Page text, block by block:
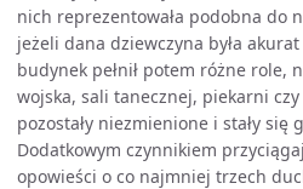
nich reprezentowała podobna do
jeżeli dana dziewczyna była
budynek pełnił potem różne role,
wojska, sali tanecznej, piekarni
pozostały niezmienione i stały się
Dodatkowym czynnikiem
opowieści o co najmniej trzech